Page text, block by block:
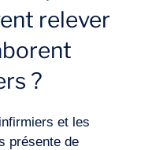
relever
?
et les
présente de